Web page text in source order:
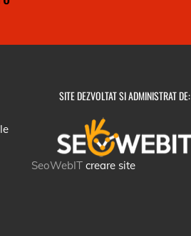
SITE DEZVOLTAT SI ADMINISTRAT DE:
SeoWebIT creare site